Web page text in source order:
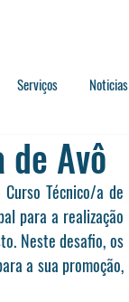
Serviços Noticias
Avô
Técnico/a de
para a realização
Neste desafio, os
a sua promoção,